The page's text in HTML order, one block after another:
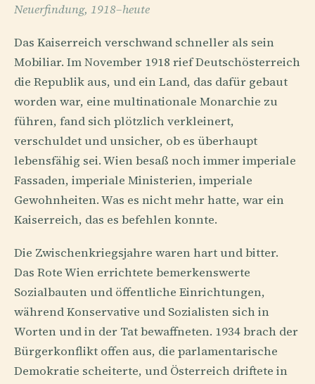
Neuerfindung, 1918–heute
Das Kaiserreich verschwand schneller als sein
Mobiliar. Im November 1918 rief Deutschösterreich
die Republik aus, und ein Land, das dafür gebaut
worden war, eine multinationale Monarchie zu
führen, fand sich plötzlich verkleinert,
verschuldet und unsicher, ob es überhaupt
lebensfähig sei. Wien besaß noch immer imperiale
Fassaden, imperiale Ministerien, imperiale
Gewohnheiten. Was es nicht mehr hatte, war ein
Kaiserreich, das es befehlen konnte.
Die Zwischenkriegsjahre waren hart und bitter.
Das Rote Wien errichtete bemerkenswerte
Sozialbauten und öffentliche Einrichtungen,
während Konservative und Sozialisten sich in
Worten und in der Tat bewaffneten. 1934 brach der
Bürgerkonflikt offen aus, die parlamentarische
Demokratie scheiterte, und Österreich driftete in